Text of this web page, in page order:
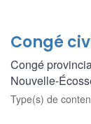
Congé
Congé
Nouvelle-
Type(s) de